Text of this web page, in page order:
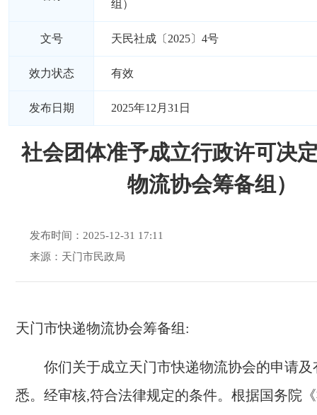
组）
文号 天民社成〔2025〕4号
效力状态 有效
发布日期 2025年12月31日
社会团体准予成立行政许可决
物流协会筹备组）
发布时间：2025-12-31 17:11
来源：天门市民政局
天门市快递物流协会筹备组 :
你们关于成立天门市快递物流协会的申请及
悉。经审核,符合法律规定的条件。根据国务院